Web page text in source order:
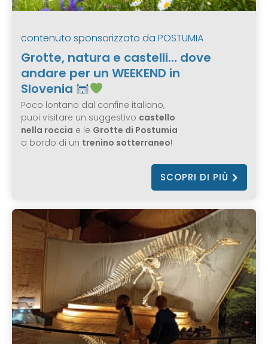
contenuto sponsorizzato da POSTUMIA
Grotte, natura e castelli… dove
andare per un WEEKEND in
Slovenia
Poco lontano dal confine italiano,
puoi visitare un suggestivo castello
nella roccia e le Grotte di Postumia
a bordo di un trenino sotterraneo!
SCOPRI DI PIÙ